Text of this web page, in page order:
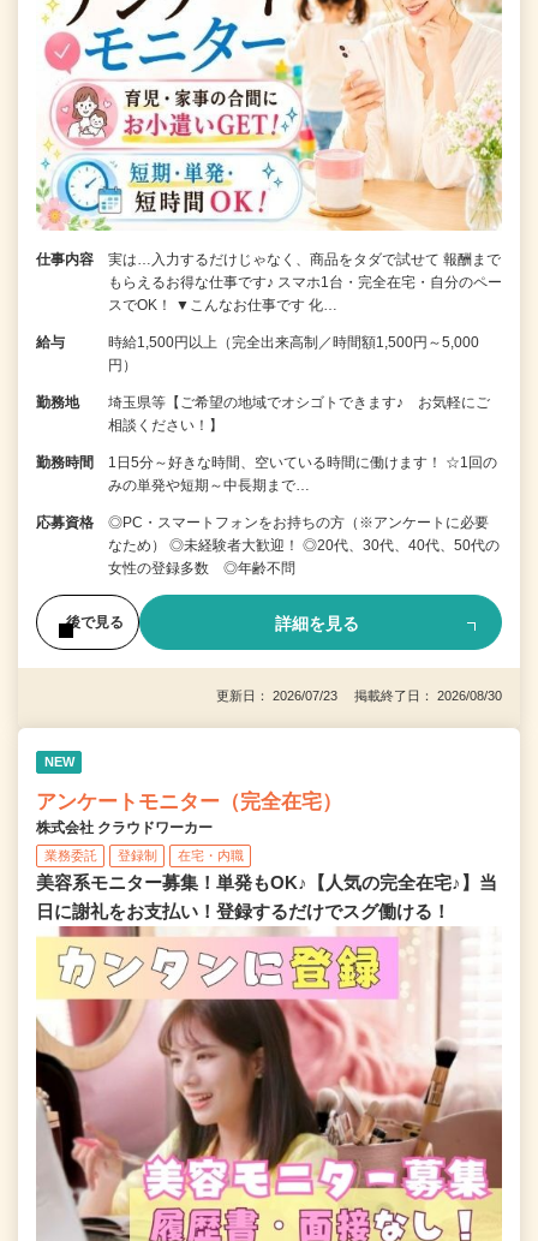
仕事内容
実は…入力するだけじゃなく、商品をタダで試せて 報酬まで
もらえるお得な仕事です♪ スマホ1台・完全在宅・自分のペー
スでOK！ ▼こんなお仕事です 化…
給与
時給1,500円以上（完全出来高制／時間額1,500円～5,000
円）
勤務地
埼玉県等【ご希望の地域でオシゴトできます♪ お気軽にご
相談ください！】
勤務時間
1日5分～好きな時間、空いている時間に働けます！ ☆1回の
みの単発や短期～中長期まで…
応募資格
◎PC・スマートフォンをお持ちの方（※アンケートに必要
なため） ◎未経験者大歓迎！ ◎20代、30代、40代、50代の
女性の登録多数 ◎年齢不問
後で見る 詳細を見る
更新日： 2026/07/23 掲載終了日： 2026/08/30
NEW
アンケートモニター（完全在宅）
株式会社 クラウドワーカー
業務委託 登録制 在宅・内職
美容系モニター募集！単発もOK♪【人気の完全在宅♪】当
日に謝礼をお支払い！登録するだけでスグ働ける！